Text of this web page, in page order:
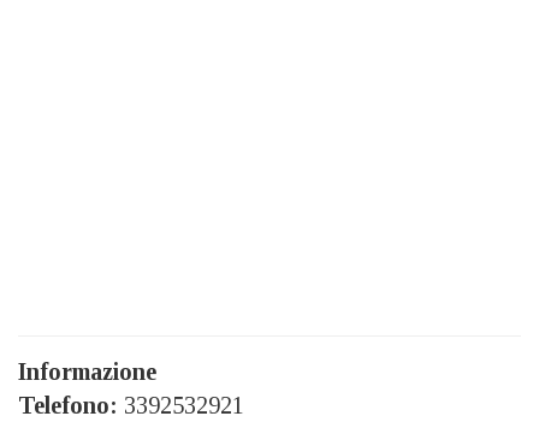
Informazione
Telefono: 3392532921